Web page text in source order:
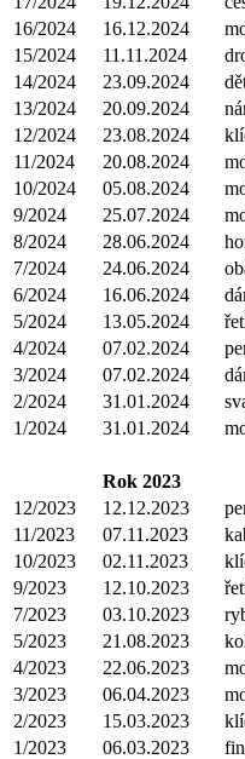
16/2024
16.12.2024
15/2024
11.11.2024
14/2024
23.09.2024
13/2024
20.09.2024
12/2024
23.08.2024
11/2024
20.08.2024
10/2024
05.08.2024
9/2024
25.07.2024
8/2024
28.06.2024
7/2024
24.06.2024
6/2024
16.06.2024
5/2024
13.05.2024
4/2024
07.02.2024
3/2024
07.02.2024
2/2024
31.01.2024
1/2024
31.01.2024
Rok 2023
12/2023
12.12.2023
11/2023
07.11.2023
10/2023
02.11.2023
9/2023
12.10.2023
7/2023
03.10.2023
5/2023
21.08.2023
4/2023
22.06.2023
3/2023
06.04.2023
2/2023
15.03.2023
1/2023
06.03.2023